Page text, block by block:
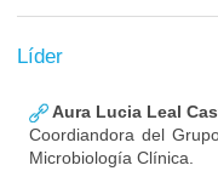
Líder
Aura Lucia Leal
Coordiandora del
Microbiología Clínica.